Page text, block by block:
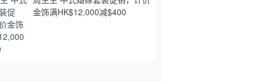
金饰满HK$12,000减$400